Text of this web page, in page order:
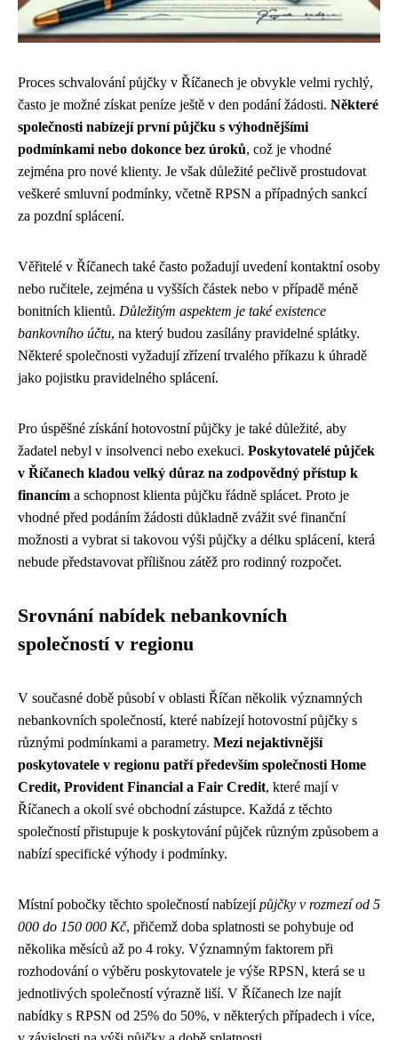
Proces schvalování půjčky v Říčanech je obvykle velmi rychlý,
často je možné získat peníze ještě v den podání žádosti. Některé
společnosti nabízejí první půjčku s výhodnějšími
podmínkami nebo dokonce bez úroků, což je vhodné
zejména pro nové klienty. Je však důležité pečlivě prostudovat
veškeré smluvní podmínky, včetně RPSN a případných sankcí
za pozdní splácení.
Věřitelé v Říčanech také často požadují uvedení kontaktní osoby
nebo ručitele, zejména u vyšších částek nebo v případě méně
bonitních klientů. Důležitým aspektem je také existence
bankovního účtu, na který budou zasílány pravidelné splátky.
Některé společnosti vyžadují zřízení trvalého příkazu k úhradě
jako pojistku pravidelného splácení.
Pro úspěšné získání hotovostní půjčky je také důležité, aby
žadatel nebyl v insolvenci nebo exekuci. Poskytovatelé půjček
v Říčanech kladou velký důraz na zodpovědný přístup k
financím a schopnost klienta půjčku řádně splácet. Proto je
vhodné před podáním žádosti důkladně zvážit své finanční
možnosti a vybrat si takovou výši půjčky a délku splácení, která
nebude představovat přílišnou zátěž pro rodinný rozpočet.
Srovnání nabídek nebankovních
společností v regionu
V současné době působí v oblasti Říčan několik významných
nebankovních společností, které nabízejí hotovostní půjčky s
různými podmínkami a parametry. Mezi nejaktivnější
poskytovatele v regionu patří především společnosti Home
Credit, Provident Financial a Fair Credit, které mají v
Říčanech a okolí své obchodní zástupce. Každá z těchto
společností přistupuje k poskytování půjček různým způsobem a
nabízí specifické výhody i podmínky.
Místní pobočky těchto společností nabízejípůjčky v rozmezí od 5
000 do 150 000 Kč, přičemž doba splatnosti se pohybuje od
několika měsíců až po 4 roky. Významným faktorem při
rozhodování o výběru poskytovatele je výše RPSN, která se u
jednotlivých společností výrazně liší. V Říčanech lze najít
nabídky s RPSN od 25% do 50%, v některých případech i více,